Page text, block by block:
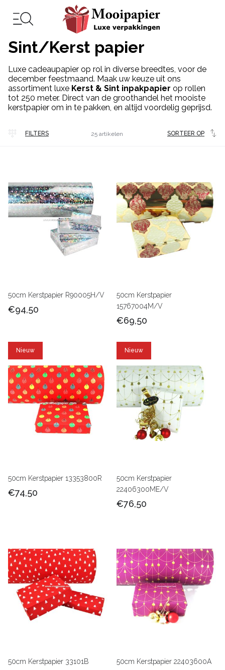
Sint/Kerst papier
Luxe cadeaupapier op rol in diverse breedtes, voor de
december feestmaand. Maak uw keuze uit ons
assortiment luxe Kerst & Sint inpakpapier op rollen
tot 250 meter. Direct van de groothandel het mooiste
kerstpapier om in te pakken, en altijd voordelig geprijsd.
FILTERS SORTEER OP
25 artikelen
50cm Kerstpapier R90005H/V
€94,50
50cm Kerstpapier
15767004M/V
€69,50
Nieuw
50cm Kerstpapier 13353800R
€74,50
Nieuw
50cm Kerstpapier
22406300ME/V
€76,50
50cm Kerstpapier 33101B 50cm Kerstpapier 22403600A